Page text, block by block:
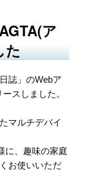
ア
た
誌」のWebア
スしました。
マルチデバイ
に、趣味の家庭
お使いいただ